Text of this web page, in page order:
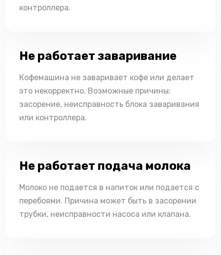
контроллера.
Не работает заваривание
Кофемашина не заваривает кофе или делает
это некорректно. Возможные причины:
засорение, неисправность блока заваривания
или контроллера.
Не работает подача молока
Молоко не подается в напиток или подается с
перебоями. Причина может быть в засорении
трубки, неисправности насоса или клапана.